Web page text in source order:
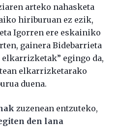
arteko nahasketa
hiriburuan ez ezik,
Igorren ere eskainiko
gainera Bidebarrieta
egingo da,
elkarrizketarako
duena.
zuzenean entzuteko,
den lana